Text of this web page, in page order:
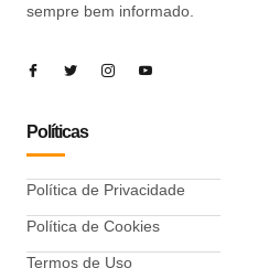
sempre bem informado.
Políticas
Política de Privacidade
Política de Cookies
Termos de Uso